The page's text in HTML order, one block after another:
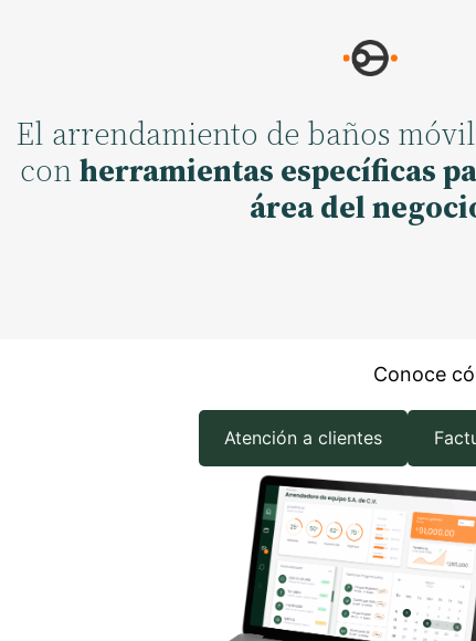
El arrendamiento de baños
conherramientas específicas
área del
Conoce
Atención a clientes